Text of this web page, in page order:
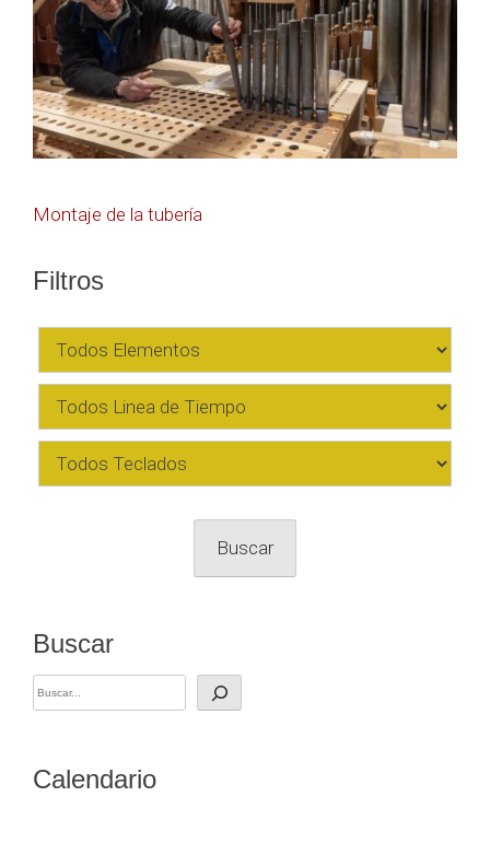
Navegación
entradas
Montaje de la tubería
Filtros
Buscar
Calendario